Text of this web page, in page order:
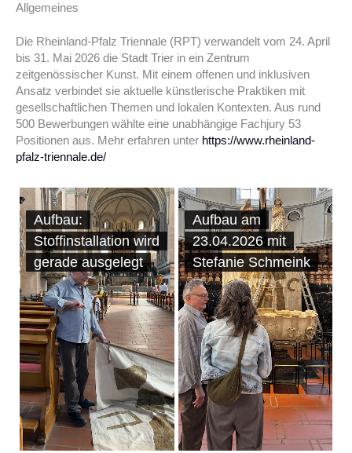
Allgemeines
Die Rheinland-Pfalz Triennale (RPT) verwandelt vom 24. April
bis 31. Mai 2026 die Stadt Trier in ein Zentrum
zeitgenössischer Kunst. Mit einem offenen und inklusiven
Ansatz verbindet sie aktuelle künstlerische Praktiken mit
gesellschaftlichen Themen und lokalen Kontexten. Aus rund
500 Bewerbungen wählte eine unabhängige Fachjury 53
Positionen aus. Mehr erfahren unter https://www.rheinland-
pfalz-triennale.de/
Aufbau:
Stoffinstallation wird
gerade ausgelegt
Aufbau am
23.04.2026 mit
Stefanie Schmeink